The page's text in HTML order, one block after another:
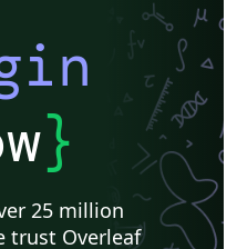
}
25 million
trust Overleaf